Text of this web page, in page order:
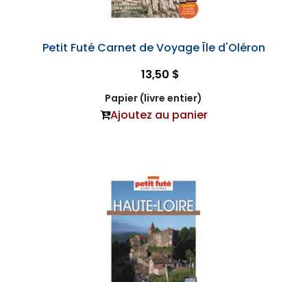
Petit Futé Carnet de Voyage Île d'Oléron
13,50 $
Papier (livre entier)
Ajoutez au panier